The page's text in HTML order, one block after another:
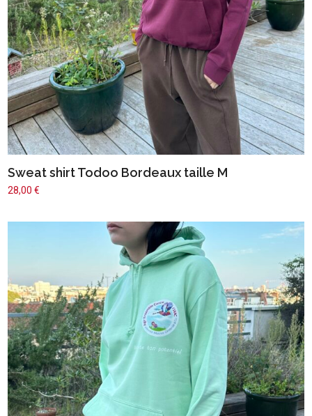
Sweat shirt Todoo Bordeaux taille M
28,00€